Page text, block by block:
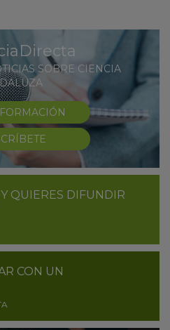
SOBRE CIENCIA
QUIERES DIFUNDIR
CON UN